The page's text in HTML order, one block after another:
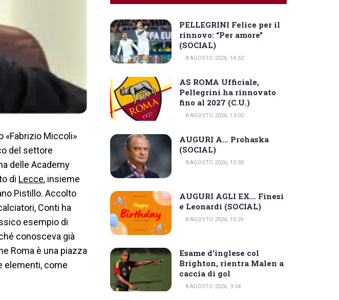
«Fabrizio Miccoli»
del settore
delle Academy
di Lecce, insieme
Pistillo. Accolto
Conti ha
esempio di
conosceva già
Roma è una piazza
elementi, come
PELLEGRINI Felice per il
rinnovo: “Per amore”
(SOCIAL)
8 AGOSTO 2026, 14:52
AS ROMA Ufficiale,
Pellegrini ha rinnovato
fino al 2027 (C.U.)
8 AGOSTO 2026, 13:00
AUGURI A… Prohaska
(SOCIAL)
8 AGOSTO 2026, 10:30
AUGURI AGLI EX… Finesi
e Leonardi (SOCIAL)
8 AGOSTO 2026, 10:26
Esame d’inglese col
Brighton, rientra Malen a
caccia di gol
8 AGOSTO 2026, 9:54